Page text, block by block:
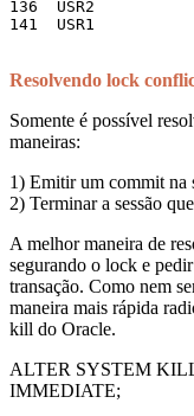
136  USR2
141  USR1
Resolvendo lock
Somente é possível
maneiras:
1) Emitir um commit na
2) Terminar a sessão
A melhor maneira de
segurando o lock e
transação. Como nem
maneira mais rápida
kill do Oracle.
ALTER SYSTEM
IMMEDIATE;